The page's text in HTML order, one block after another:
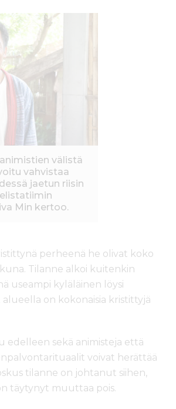
välistä
vahvistaa
jaetun riisin
Min kertoo.
perheenä he olivat koko
Tilanne alkoi kuitenkin
useampi kyläläinen löysi
on kokonaisia kristittyjä
edelleen sekä animisteja että
voivat herättää
tilanne on johtanut siihen,
täytynyt muuttaa pois.